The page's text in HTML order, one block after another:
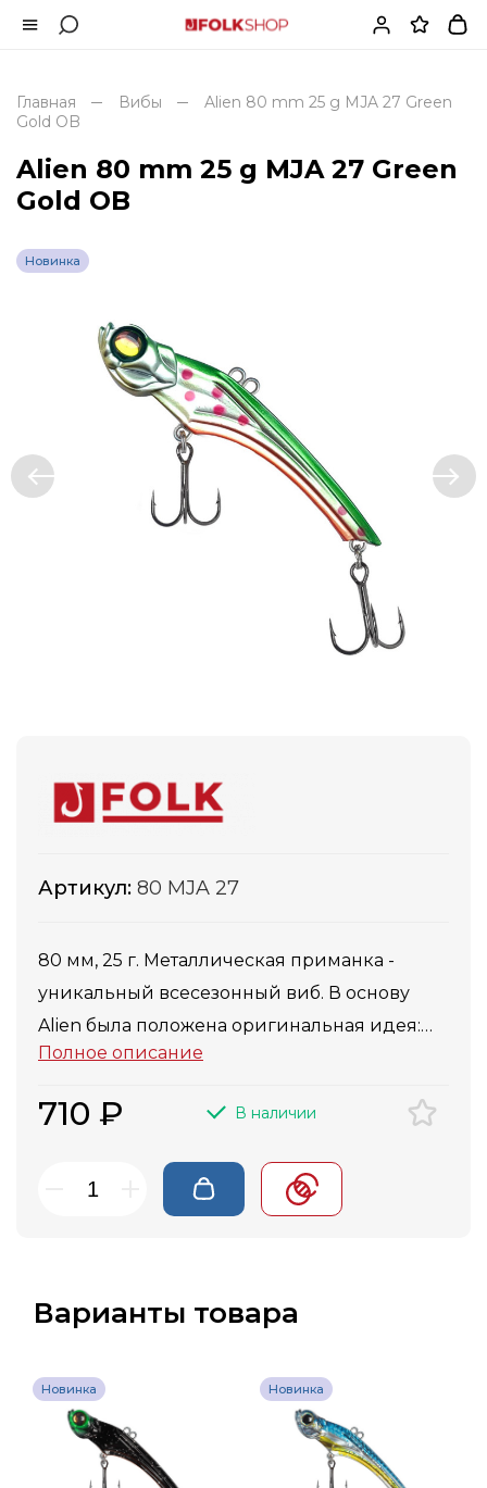
Главная Вибы
Alien 80 mm 25 g MJA 27 Green
Gold OB
Alien 80 mm 25 g MJA 27 Green
Gold OB
Новинка
Артикул: 80 MJA 27
80 мм, 25 г. Металлическая приманка -
уникальный всесезонный виб. В основу
Alien была положена оригинальная идея:
создать металлический виб по
импровизаци формы ротана.
Полное описание
710 ₽ В наличии
Варианты товара
Новинка Новинка